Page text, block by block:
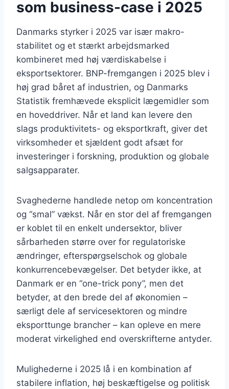
som business-case i 2025
Danmarks styrker i 2025 var især makro-
stabilitet og et stærkt arbejdsmarked
kombineret med høj værdiskabelse i
eksportsektorer. BNP-fremgangen i 2025 blev i
høj grad båret af industrien, og Danmarks
Statistik fremhævede eksplicit lægemidler som
en hoveddriver. Når et land kan levere den
slags produktivitets- og eksportkraft, giver det
virksomheder et sjældent godt afsæt for
investeringer i forskning, produktion og globale
salgsapparater.
Svaghederne handlede netop om koncentration
og “smal” vækst. Når en stor del af fremgangen
er koblet til en enkelt undersektor, bliver
sårbarheden større over for regulatoriske
ændringer, efterspørgselschok og globale
konkurrencebevægelser. Det betyder ikke, at
Danmark er en “one-trick pony”, men det
betyder, at den brede del af økonomien –
særligt dele af servicesektoren og mindre
eksporttunge brancher – kan opleve en mere
moderat virkelighed end overskrifterne antyder.
Mulighederne i 2025 lå i en kombination af
stabilere inflation, høj beskæftigelse og politisk